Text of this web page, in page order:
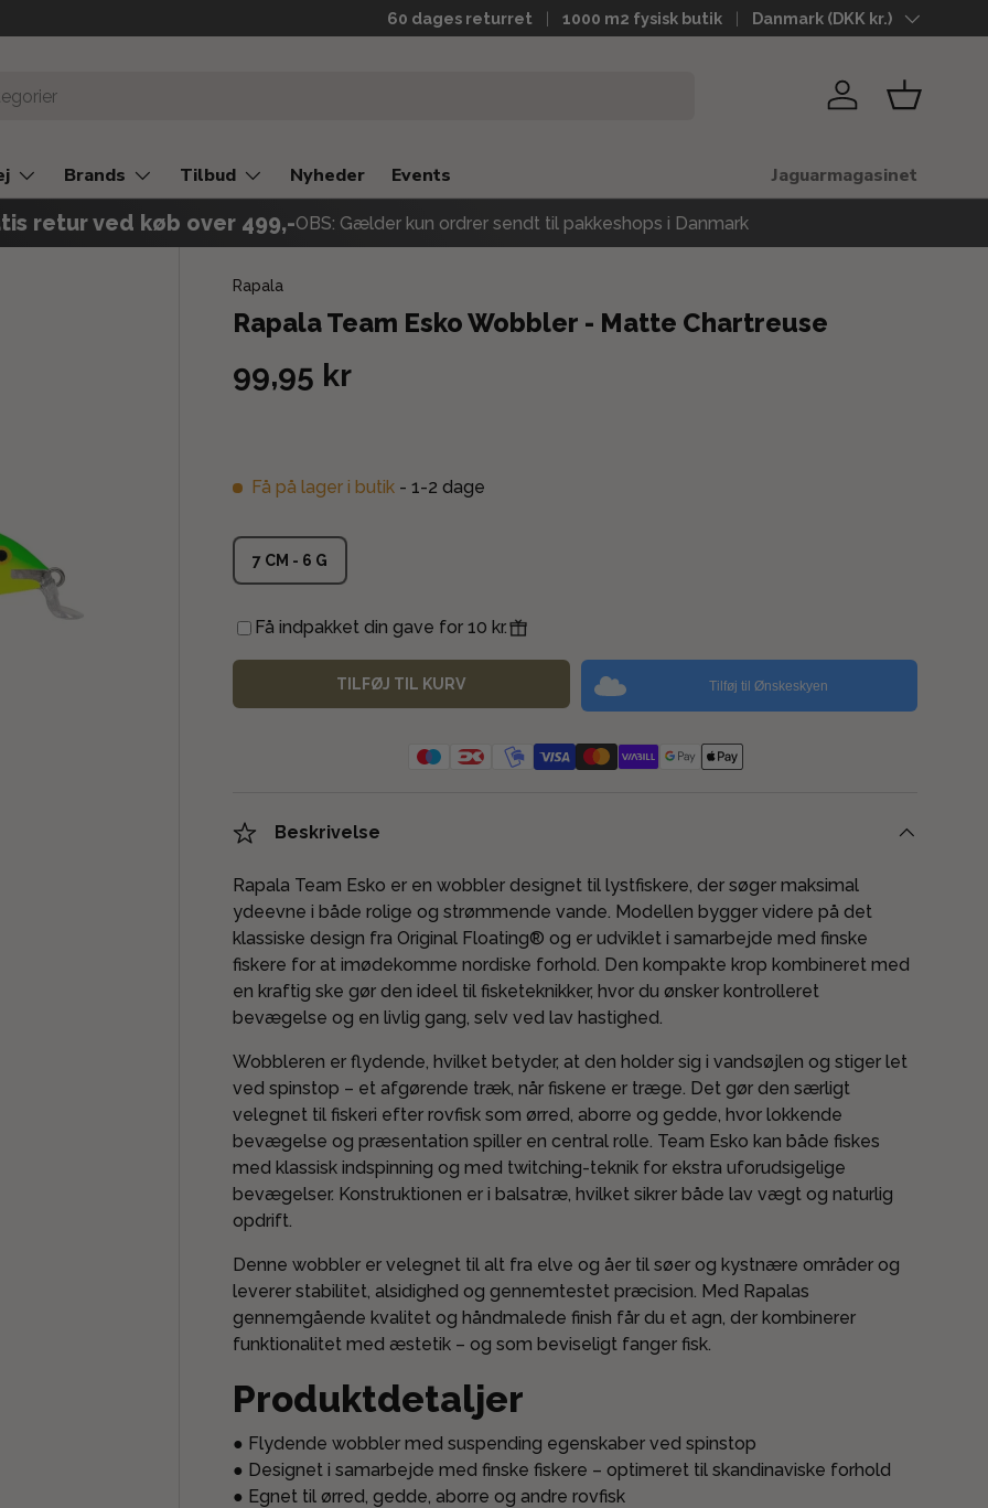
Prismatch
60 dages returret 1000 m2 fysisk butik Land
Danmark (DKK kr.)
Log indKurv
Brands Tilbud Nyheder Events Jaguarmagasinet
retur ved køb over 499,-OBS: Gælder kun ordrer sendt til pakkeshops i Danmark
Rapala
Rapala Team Esko Wobbler - Matte Chartreuse
99,95 kr
Få på lager i butik - 1-2 dage
7 CM - 6 G
Få indpakket din gave for 10 kr.
TILFØJ TIL KURV Tilføj til Ønskeskyen
Beskrivelse
Rapala Team Esko er en wobbler designet til lystfiskere, der søger maksimal
ydeevne i både rolige og strømmende vande. Modellen bygger videre på det
klassiske design fra Original Floating® og er udviklet i samarbejde med finske
fiskere for at imødekomme nordiske forhold. Den kompakte krop kombineret med
en kraftig ske gør den ideel til fisketeknikker, hvor du ønsker kontrolleret
bevægelse og en livlig gang, selv ved lav hastighed.
Wobbleren er flydende, hvilket betyder, at den holder sig i vandsøjlen og stiger let
ved spinstop – et afgørende træk, når fiskene er træge. Det gør den særligt
velegnet til fiskeri efter rovfisk som ørred, aborre og gedde, hvor lokkende
bevægelse og præsentation spiller en central rolle. Team Esko kan både fiskes
med klassisk indspinning og med twitching-teknik for ekstra uforudsigelige
bevægelser. Konstruktionen er i balsatræ, hvilket sikrer både lav vægt og naturlig
opdrift.
Denne wobbler er velegnet til alt fra elve og åer til søer og kystnære områder og
leverer stabilitet, alsidighed og gennemtestet præcision. Med Rapalas
gennemgående kvalitet og håndmalede finish får du et agn, der kombinerer
funktionalitet med æstetik – og som beviseligt fanger fisk.
Produktdetaljer
● Flydende wobbler med suspending egenskaber ved spinstop
● Designet i samarbejde med finske fiskere – optimeret til skandinaviske forhold
● Egnet til ørred, gedde, aborre og andre rovfisk